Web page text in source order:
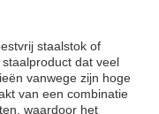
staalstok of
dat veel
vanwege zijn hoge
van een combinatie
waardoor het